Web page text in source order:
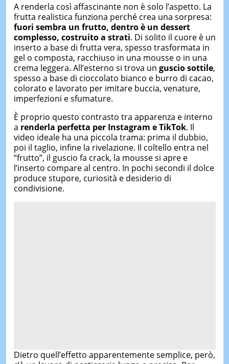
A renderla così affascinante non è solo l’aspetto. La
frutta realistica funziona perché crea una sorpresa:
fuori sembra un frutto, dentro è un dessert
complesso, costruito a strati. Di solito il cuore è un
inserto a base di frutta vera, spesso trasformata in
gel o composta, racchiuso in una mousse o in una
crema leggera. All’esterno si trova un guscio sottile,
spesso a base di cioccolato bianco e burro di cacao,
colorato e lavorato per imitare buccia, venature,
imperfezioni e sfumature.
È proprio questo contrasto tra apparenza e interno
a renderla perfetta per Instagram e TikTok. Il
video ideale ha una piccola trama: prima il dubbio,
poi il taglio, infine la rivelazione. Il coltello entra nel
“frutto”, il guscio fa crack, la mousse si apre e
l’inserto compare al centro. In pochi secondi il dolce
produce stupore, curiosità e desiderio di
condivisione.
Dietro quell’effetto apparentemente semplice, però,